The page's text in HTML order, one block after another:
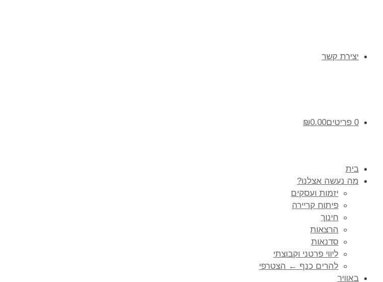
יצירת קשר
0 פריטים ₪0.00
בית
מה נעשה אצלנו?
יזמות ועסקים
פיתוח קריירה
חינוך
הרצאות
סדנאות
ליווי פרטני וקבוצתי
להרים כנף ← הצטרפי
באוויר